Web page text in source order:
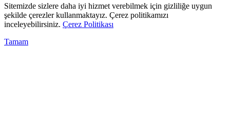
Sitemizde sizlere daha iyi hizmet verebilmek için gizliliğe uygun
şekilde çerezler kullanmaktayız. Çerez politikamızı
inceleyebilirsiniz. Çerez Politikası
Tamam